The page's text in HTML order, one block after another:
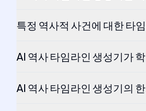
특정 역사적 사건에 대한 타
AI 역사 타임라인 생성기가
AI 역사 타임라인 생성기의